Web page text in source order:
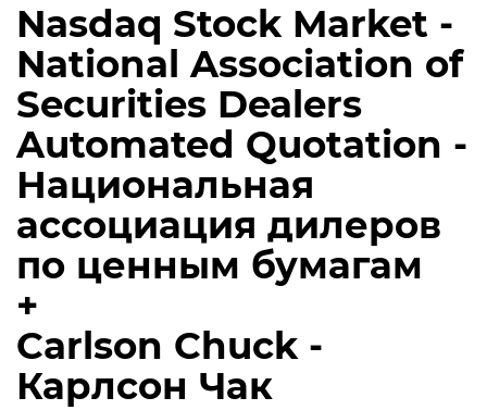
Nasdaq Stock Market -
National Association of
Securities Dealers
Automated Quotation -
Национальная
ассоциация дилеров
по ценным бумагам
+
Carlson Chuck -
Карлсон Чак